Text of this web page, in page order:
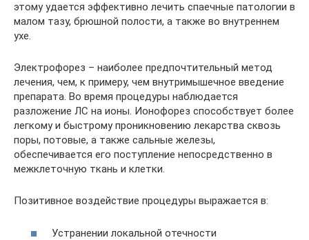
этому удается эффективно лечить спаечные патологии в
малом тазу, брюшной полости, а также во внутреннем
ухе.
Электрофорез – наиболее предпочтительный метод
лечения, чем, к примеру, чем внутримышечное введение
препарата. Во время процедуры наблюдается
разложение ЛС на ионы. Ионофорез способствует более
легкому и быстрому проникновению лекарства сквозь
поры, потовые, а также сальные железы,
обеспечивается его поступление непосредственно в
межклеточную ткань и клетки.
Позитивное воздействие процедуры выражается в:
Устранении локальной отечности